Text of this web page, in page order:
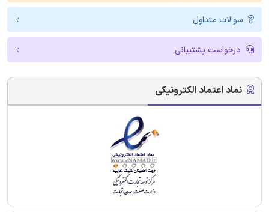
سوالات متداول
درخواست پشتیبانی
نماد اعتماد الکترونیکی